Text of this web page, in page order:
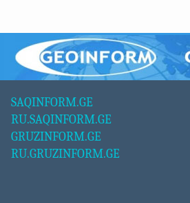
SAQINFORM.GE
RU.SAQINFORM.GE
GRUZINFORM.GE
RU.GRUZINFORM.GE